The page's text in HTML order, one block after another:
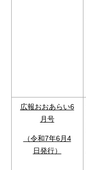
広報おおあらい6
月号
（令和7年6月4
日発行）